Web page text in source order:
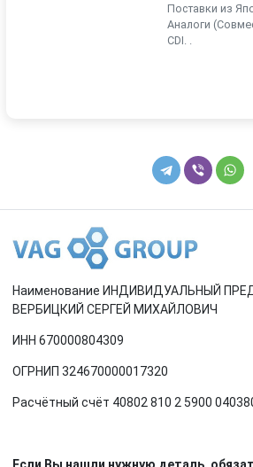
Поставки из
Аналоги
CDI. .
Наименование ИНДИВИДУАЛЬНЫЙ
ВЕРБИЦКИЙ СЕРГЕЙ МИХАЙЛОВИЧ
ИНН 670000804309
ОГРНИП 324670000017320
Расчётный счёт 40802 810 2 5900
Если Вы нашли нужную деталь,